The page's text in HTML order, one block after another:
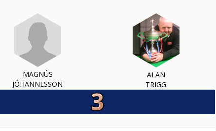
MAGNÚS
JÓHANNESSON
ALAN
TRIGG